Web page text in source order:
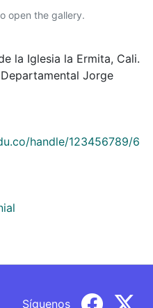
open the gallery.
la Iglesia la Ermita, Cali.
Jorge
handle/123456789/6
Síguenos